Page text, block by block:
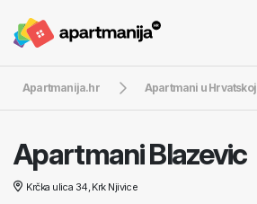
Apartmanija.hr Apartmani u Hrvatskoj
Apartmani Blazevic
Krčka ulica 34, Krk Njivice